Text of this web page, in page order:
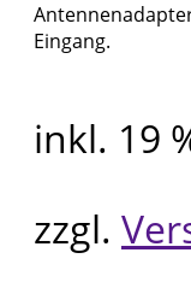
Eingang.
inkl. 19
zzgl.